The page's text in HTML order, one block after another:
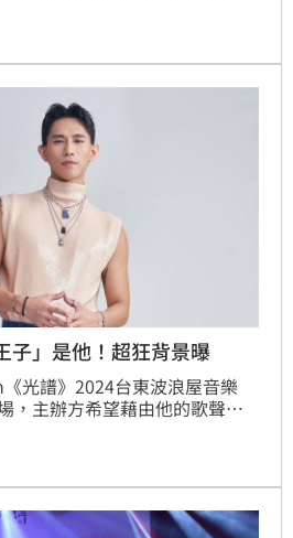
心跳〉，這次的跨國合作對他
子」是他！超狂背景曝
光譜》2024台東波浪屋音樂
，主辦方希望藉由他的歌聲，
訪這片土地，都被其壯麗的自